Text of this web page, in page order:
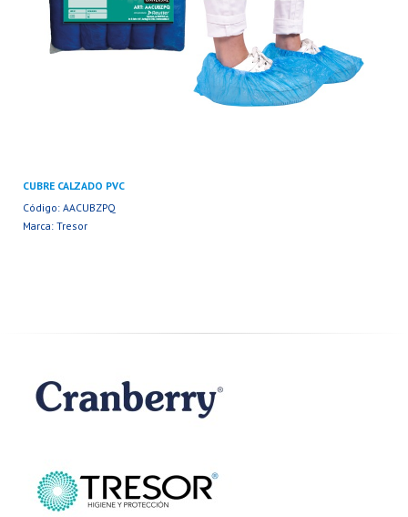
CUBRE CALZADO PVC
Código: AACUBZPQ
Marca: Tresor